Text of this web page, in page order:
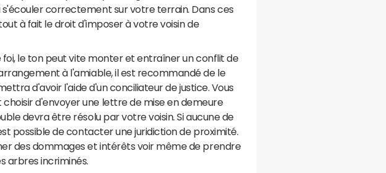
s'écouler correctement sur votre terrain. Dans ces
à fait le droit d'imposer à votre voisin de
foi, le ton peut vite monter et entraîner un conflit de
à l'amiable, il est recommandé de le
d'avoir l'aide d'un conciliateur de justice. Vous
d'envoyer une lettre de mise en demeure
devra être résolu par votre voisin. Si aucune de
possible de contacter une juridiction de proximité.
des dommages et intérêts voir même de prendre
arbres incriminés.